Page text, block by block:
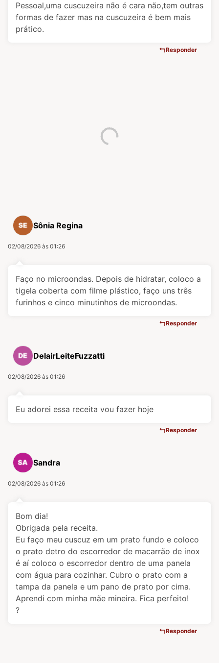
Pessoal,uma cuscuzeira não é cara não,tem outras
formas de fazer mas na cuscuzeira é bem mais
prático.
Responder
Sônia Regina
02/08/2026 às 01:26
Faço no microondas. Depois de hidratar, coloco a
tigela coberta com filme plástico, faço uns três
furinhos e cinco minutinhos de microondas.
Responder
DelairLeiteFuzzatti
02/08/2026 às 01:26
Eu adorei essa receita vou fazer hoje
Responder
Sandra
02/08/2026 às 01:26
Bom dia!
Obrigada pela receita.
Eu faço meu cuscuz em um prato fundo e coloco
o prato detro do escorredor de macarrão de inox
é aí coloco o escorredor dentro de uma panela
com água para cozinhar. Cubro o prato com a
tampa da panela e um pano de prato por cima.
Aprendi com minha mãe mineira. Fica perfeito!
?
Responder